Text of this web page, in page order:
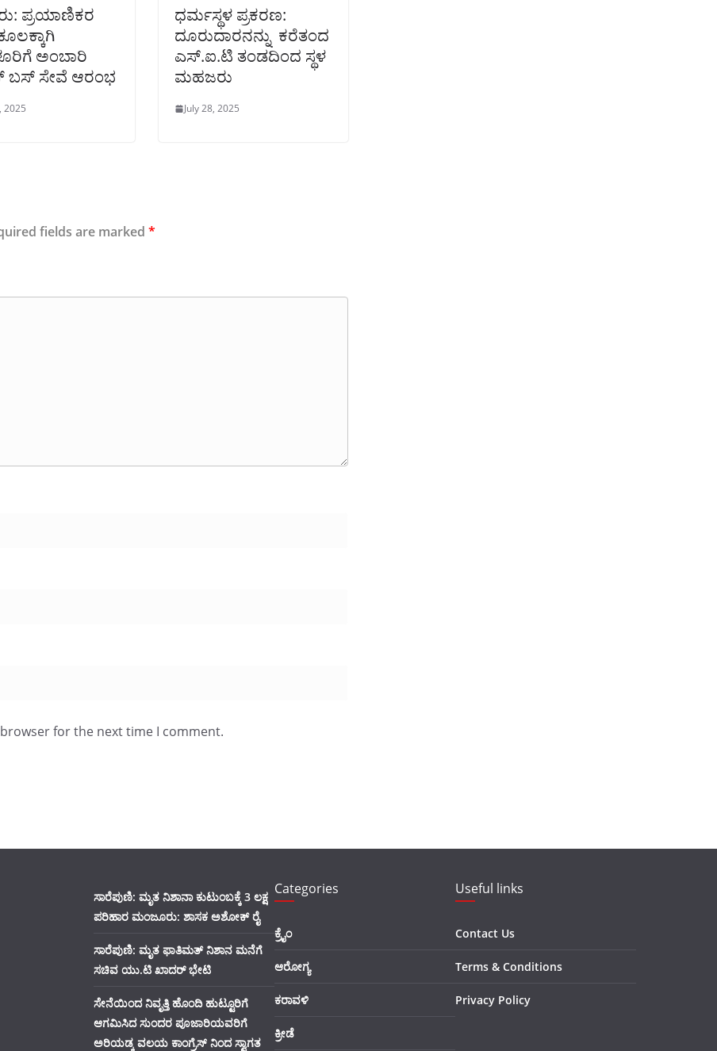
ಪ್ರಯಾಣಿಕರ
ಅಂಬಾರಿ
ಬಸ್ ಸೇವೆ ಆರಂಭ
2025
ಧರ್ಮಸ್ಥಳ ಪ್ರಕರಣ:
ದೂರುದಾರನನ್ನು ಕರೆತಂದ
ಎಸ್.ಐ.ಟಿ ತಂಡದಿಂದ ಸ್ಥಳ
ಮಹಜರು
July 28, 2025
fields are marked *
for the next time I comment.
ಸಾರೆಪುಣಿ: ಮೃತ ನಿಶಾನಾ ಕುಟುಂಬಕ್ಕೆ 3 ಲಕ್ಷ
ಪರಿಹಾರ ಮಂಜೂರು: ಶಾಸಕ ಅಶೋಕ್ ರೈ
ಸಾರೆಪುಣಿ: ಮೃತ ಫಾತಿಮತ್ ನಿಶಾನ ಮನೆಗೆ
ಸಚಿವ ಯು.ಟಿ ಖಾದರ್ ಭೇಟಿ
ಸೇನೆಯಿಂದ ನಿವೃತ್ತಿ ಹೊಂದಿ ಹುಟ್ಟೂರಿಗೆ
ಆಗಮಿಸಿದ ಸುಂದರ ಪೂಜಾರಿಯವರಿಗೆ
ಅರಿಯಡ್ಕ ವಲಯ ಕಾಂಗ್ರೆಸ್ ನಿಂದ ಸ್ವಾಗತ
Categories
ಕ್ರೈಂ
ಆರೋಗ್ಯ
ಕರಾವಳಿ
ಕ್ರೀಡೆ
Useful links
Contact Us
Terms & Conditions
Privacy Policy